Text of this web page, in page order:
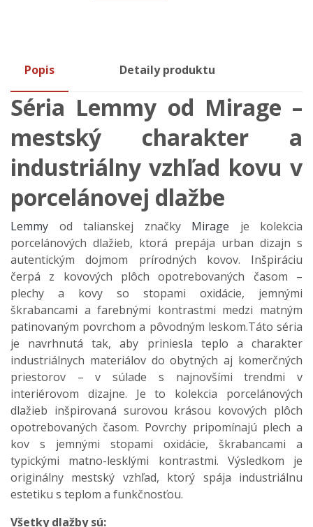
Popis Detaily produktu
Séria Lemmy od Mirage –
mestský charakter a
industriálny vzhľad kovu v
porcelánovej dlažbe
Lemmy od talianskej značky Mirage je kolekcia
porcelánových dlažieb, ktorá prepája urban dizajn s
autentickým dojmom prírodných kovov. Inšpiráciu
čerpá z kovových plôch opotrebovaných časom –
plechy a kovy so stopami oxidácie, jemnými
škrabancami a farebnými kontrastmi medzi matným
patinovaným povrchom a pôvodným leskom.Táto séria
je navrhnutá tak, aby priniesla teplo a charakter
industriálnych materiálov do obytných aj komerčných
priestorov – v súlade s najnovšími trendmi v
interiérovom dizajne. Je to kolekcia porcelánových
dlažieb inšpirovaná surovou krásou kovových plôch
opotrebovaných časom. Povrchy pripomínajú plech a
kov s jemnými stopami oxidácie, škrabancami a
typickými matno-lesklými kontrastmi. Výsledkom je
originálny mestský vzhľad, ktorý spája industriálnu
estetiku s teplom a funkčnosťou.
Všetky dlažby sú: